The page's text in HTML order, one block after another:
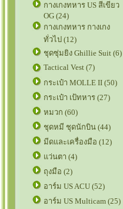
กางเกงทหาร US สีเขียว
OG (24)
กางเกงทหาร กางเกง
ทั่วไป (12)
ชุดซุ่มยิง Ghillie Suit (6)
Tactical Vest (7)
กระเป๋า MOLLE II (50)
กระเป๋า เป้ทหาร (27)
หมวก (60)
ชุดหมี ชุดนักบิน (44)
มีดและเครื่องมือ (12)
แว่นตา (4)
ถุงมือ (2)
อาร์ม US ACU (52)
อาร์ม US Multicam (25)